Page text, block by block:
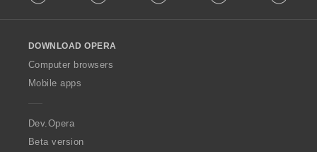
w
O
p
a
DOWNLOAD OPERA
Computer browsers
Mobile apps
Dev.Opera
Beta version